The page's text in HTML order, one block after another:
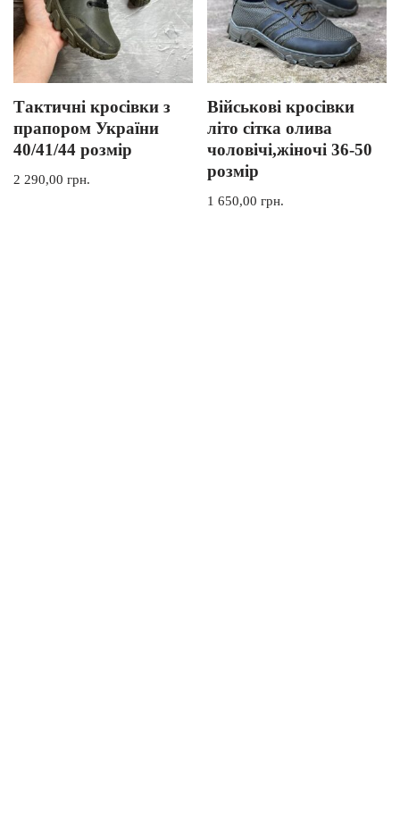
Тактичні кросівки з
прапором України
40/41/44 розмір
2 290,00 грн.
Військові кросівки
літо сітка олива
чоловічі,жіночі 36-50
розмір
1 650,00грн.